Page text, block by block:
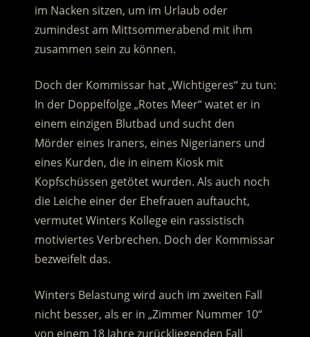
im Nacken sitzen, um im Urlaub oder
zumindest am Mittsommerabend mit ihm
zusammen sein zu können.
Doch der Kommissar hat „Wichtigeres“ zu tun:
In der Doppelfolge „Rotes Meer“ watet er in
einem einzigen Blutbad und sucht den
Mörder eines Iraners, eines Nigerianers und
eines Kurden, die in einem Kiosk mit
Kopfschüssen getötet wurden. Als auch noch
die Leiche einer der Ehefrauen auftaucht,
vermutet Winters Kollege ein rassistisch
motiviertes Verbrechen. Doch der Kommissar
bezweifelt das.
Winters Belastung wird auch im zweiten Fall
nicht besser, als er in „Zimmer Nummer 10“
von einem 18 Jahre zurückliegenden Fall